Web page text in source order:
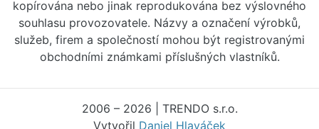
kopírována nebo jinak reprodukována bez výslovného
souhlasu provozovatele. Názvy a označení výrobků,
služeb, firem a společností mohou být registrovanými
obchodními známkami příslušných vlastníků.
2006 – 2026 | TRENDO s.r.o.
Vytvořil Daniel Hlaváček